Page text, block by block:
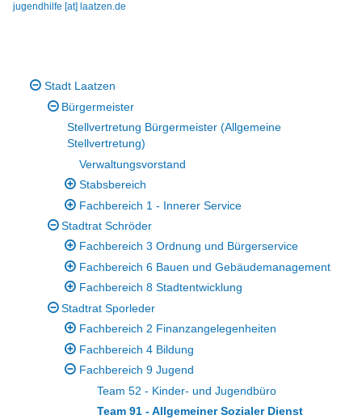
jugendhilfe [at] laatzen.de
Stadt Laatzen
Bürgermeister
Stellvertretung Bürgermeister (Allgemeine
Stellvertretung)
Verwaltungsvorstand
Stabsbereich
Fachbereich 1 - Innerer Service
Stadtrat Schröder
Fachbereich 3 Ordnung und Bürgerservice
Fachbereich 6 Bauen und Gebäudemanagement
Fachbereich 8 Stadtentwicklung
Stadtrat Sporleder
Fachbereich 2 Finanzangelegenheiten
Fachbereich 4 Bildung
Fachbereich 9 Jugend
Team 52 - Kinder- und Jugendbüro
Team 91 - Allgemeiner Sozialer Dienst